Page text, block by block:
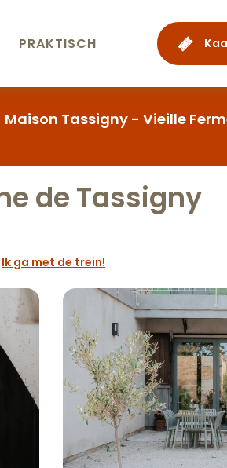
PRAKTISCH
Maison Tassigny - Vieille
de Tassigny
Ik ga met de trein!